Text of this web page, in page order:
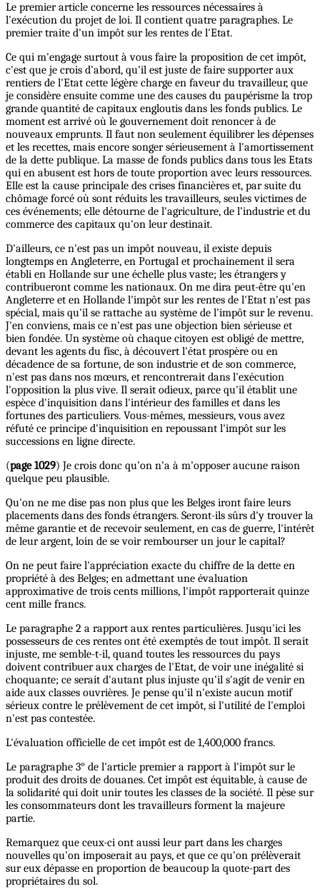
Le premier article concerne les ressources nécessaires à
l'exécution du projet de loi. Il contient quatre paragraphes. Le
premier traite d'un impôt sur les rentes de l'Etat.
Ce qui m'engage surtout à vous faire la proposition de cet impôt,
c'est que je crois d'abord, qu'il est juste de faire supporter aux
rentiers de l'Etat cette légère charge en faveur du travailleur, que
je considère ensuite comme une des causes du paupérisme la trop
grande quantité de capitaux engloutis dans les fonds publics. Le
moment est arrivé où le gouvernement doit renoncer à de
nouveaux emprunts. Il faut non seulement équilibrer les dépenses
et les recettes, mais encore songer sérieusement à l'amortissement
de la dette publique. La masse de fonds publics dans tous les Etats
qui en abusent est hors de toute proportion avec leurs ressources.
Elle est la cause principale des crises financières et, par suite du
chômage forcé où sont réduits les travailleurs, seules victimes de
ces événements; elle détourne de l'agriculture, de l’industrie et du
commerce des capitaux qu'on leur destinait.
D'ailleurs, ce n'est pas un impôt nouveau, il existe depuis
longtemps en Angleterre, en Portugal et prochainement il sera
établi en Hollande sur une échelle plus vaste; les étrangers y
contribueront comme les nationaux. On me dira peut-être qu'en
Angleterre et en Hollande l'impôt sur les rentes de l'Etat n'est pas
spécial, mais qu'il se rattache au système de l'impôt sur le revenu.
J'en conviens, mais ce n'est pas une objection bien sérieuse et
bien fondée. Un système où chaque citoyen est obligé de mettre,
devant les agents du fisc, à découvert l'état prospère ou en
décadence de sa fortune, de son industrie et de son commerce,
n'est pas dans nos mœurs, et rencontrerait dans l'exécution
l'opposition la plus vive. Il serait odieux, parce qu'il établit une
espèce d'inquisition dans l'intérieur des familles et dans les
fortunes des particuliers. Vous-mêmes, messieurs, vous avez
réfuté ce principe d'inquisition en repoussant l'impôt sur les
successions en ligne directe.
(page 1029) Je crois donc qu'on n'a à m'opposer aucune raison
quelque peu plausible.
Qu'on ne me dise pas non plus que les Belges iront faire leurs
placements dans des fonds étrangers. Seront-ils sûrs d'y trouver la
même garantie et de recevoir seulement, en cas de guerre, l'intérêt
de leur argent, loin de se voir rembourser un jour le capital?
On ne peut faire l'appréciation exacte du chiffre de la dette en
propriété à des Belges; en admettant une évaluation
approximative de trois cents millions, l'impôt rapporterait quinze
cent mille francs.
Le paragraphe 2 a rapport aux rentes particulières. Jusqu'ici les
possesseurs de ces rentes ont été exemptés de tout impôt. Il serait
injuste, me semble-t-il, quand toutes les ressources du pays
doivent contribuer aux charges de l'Etat, de voir une inégalité si
choquante; ce serait d'autant plus injuste qu'il s'agit de venir en
aide aux classes ouvrières. Je pense qu'il n'existe aucun motif
sérieux contre le prélèvement de cet impôt, si l'utilité de l'emploi
n'est pas contestée.
L'évaluation officielle de cet impôt est de 1,400,000 francs.
Le paragraphe 3° de l'article premier a rapport à l'impôt sur le
produit des droits de douanes. Cet impôt est équitable, à cause de
la solidarité qui doit unir toutes les classes de la société. Il pèse sur
les consommateurs dont les travailleurs forment la majeure
partie.
Remarquez que ceux-ci ont aussi leur part dans les charges
nouvelles qu'on imposerait au pays, et que ce qu'on prélèverait
sur eux dépasse en proportion de beaucoup la quote-part des
propriétaires du sol.